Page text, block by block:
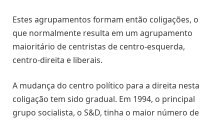
Estes agrupamentos formam então coligações, o
que normalmente resulta em um agrupamento
maioritário de centristas de centro-esquerda,
centro-direita e liberais.
A mudança do centro político para a direita nesta
coligação tem sido gradual. Em 1994, o principal
grupo socialista, o S&D, tinha o maior número de